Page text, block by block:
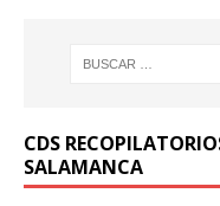
CDS
SALAMANCA